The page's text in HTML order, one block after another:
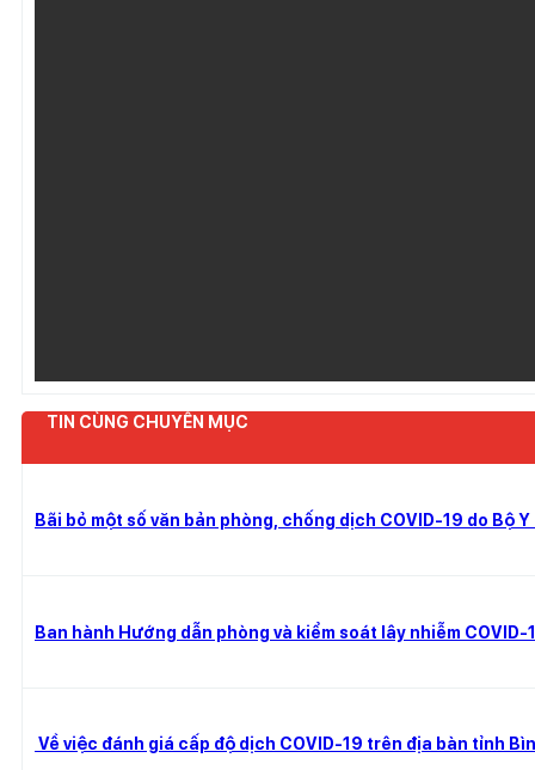
TIN CÙNG CHUYÊN MỤC
Bãi bỏ một số văn bản phòng, chống dịch COVID-19 do Bộ
Ban hành Hướng dẫn phòng và kiểm soát lây nhiễm
Về việc đánh giá cấp độ dịch COVID-19 trên địa bàn tỉnh